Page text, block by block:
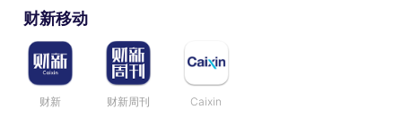
财新移动
财新 财新周刊 Caixin